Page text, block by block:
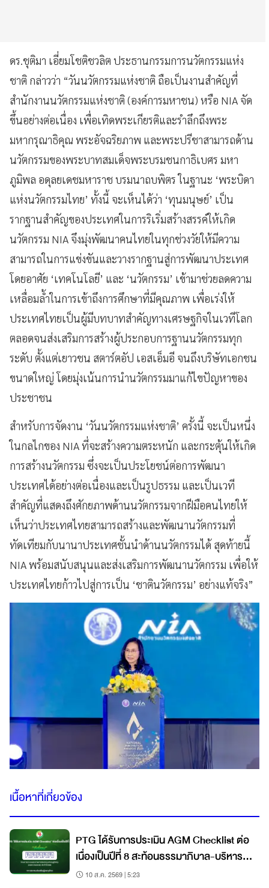
ดร.ชุติมา เอี่ยมโชติชวลิต ประธานกรรมการนวัตกรรมแห่ง
ชาติ กล่าวว่า “วันนวัตกรรมแห่งชาติ ถือเป็นงานสำคัญที่
สำนักงานนวัตกรรมแห่งชาติ (องค์การมหาชน) หรือ NIA จัด
ขึ้นอย่างต่อเนื่อง เพื่อเทิดพระเกียรติและรำลึกถึงพระ
มหากรุณาธิคุณ พระอัจฉริยภาพ และพระปรีชาสามารถด้าน
นวัตกรรมของพระบาทสมเด็จพระบรมชนกาธิเบศร มหา
ภูมิพล อดุลยเดชมหาราช บรมนาถบพิตร ในฐานะ ‘พระบิดา
แห่งนวัตกรรมไทย’ ทั้งนี้ จะเห็นได้ว่า ‘ทุนมนุษย์’ เป็น
รากฐานสำคัญของประเทศในการริเริ่มสร้างสรรค์ให้เกิด
นวัตกรรม NIA จึงมุ่งพัฒนาคนไทยในทุกช่วงวัยให้มีความ
สามารถในการแข่งขันและวางรากฐานสู่การพัฒนาประเทศ
โดยอาศัย ‘เทคโนโลยี’ และ ‘นวัตกรรม’ เข้ามาช่วยลดความ
เหลื่อมล้ำในการเข้าถึงการศึกษาที่มีคุณภาพ เพื่อเร่งให้
ประเทศไทยเป็นผู้มีบทบาทสำคัญทางเศรษฐกิจในเวทีโลก
ตลอดจนส่งเสริมการสร้างผู้ประกอบการฐานนวัตกรรมทุก
ระดับ ตั้งแต่เยาวชน สตาร์ตอัป เอสเอ็มอี จนถึงบริษัทเอกชน
ขนาดใหญ่ โดยมุ่งเน้นการนำนวัตกรรมมาแก้ไขปัญหาของ
ประชาชน
สำหรับการจัดงาน ‘วันนวัตกรรมแห่งชาติ’ ครั้งนี้ จะเป็นหนึ่ง
ในกลไกของ NIA ที่จะสร้างความตระหนัก และกระตุ้นให้เกิด
การสร้างนวัตกรรม ซึ่งจะเป็นประโยชน์ต่อการพัฒนา
ประเทศได้อย่างต่อเนื่องและเป็นรูปธรรม และเป็นเวที
สำคัญที่แสดงถึงศักยภาพด้านนวัตกรรมจากฝีมือคนไทยให้
เห็นว่าประเทศไทยสามารถสร้างและพัฒนานวัตกรรมที่
ทัดเทียมกับนานาประเทศชั้นนำด้านนวัตกรรมได้ สุดท้ายนี้
NIA พร้อมสนับสนุนและส่งเสริมการพัฒนานวัตกรรม เพื่อให้
ประเทศไทยก้าวไปสู่การเป็น ‘ชาตินวัตกรรม’ อย่างแท้จริง”
เนื้อหาที่เกี่ยวข้อง
PTG ได้รับการประเมิน AGM Checklist ต่อ
เนื่องเป็นปีที่ 8 สะท้อนธรรมาภิบาล-บริหาร
โปร่งใส
10 ส.ค. 2569 | 5:23